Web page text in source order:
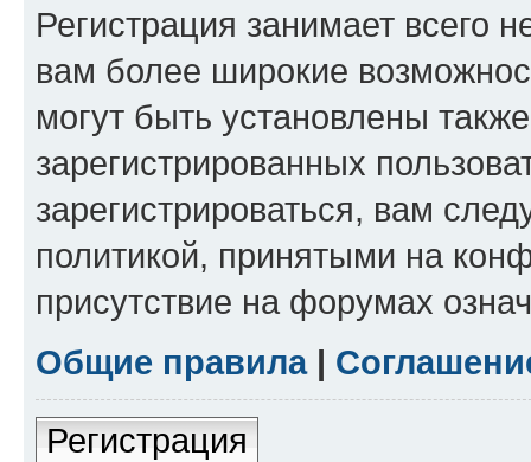
Регистрация занимает всего
вам более широкие
могут быть установлены
зарегистрированных
зарегистрироваться, вам
политикой, принятыми на
присутствие на форумах
Общие правила|
Регистрация